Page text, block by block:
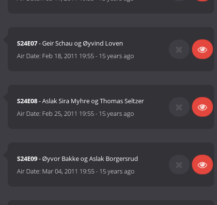
S24E07- Geir Schau og Øyvind Loven
Air Date: Feb 18, 2011 19:55- 15 years ago
S24E08- Aslak Sira Myhre og Thomas Seltzer
Air Date: Feb 25, 2011 19:55- 15 years ago
S24E09- Øyvor Bakke og Aslak Borgersrud
Air Date: Mar 04, 2011 19:55- 15 years ago